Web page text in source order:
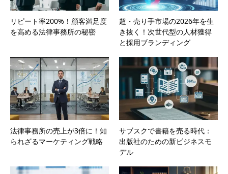
リピート率200%！顧客満足度
を高める法律事務所の秘密
超・売り手市場の2026年を生
き抜く！次世代型の人材獲得
と採用ブランディング
法律事務所の売上が3倍に！知
られざるマーケティング戦略
サブスクで書籍を売る時代：
出版社のための新ビジネスモ
デル